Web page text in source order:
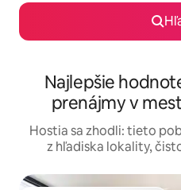
Najlepšie
prenájmy v
Hostia sa zhodli: tieto
z hľadiska lokality,